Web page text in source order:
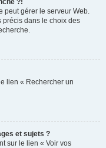
?!
peut gérer le serveur Web.
précis dans le choix des
lien « Rechercher un
et sujets ?
sur le lien « Voir vos